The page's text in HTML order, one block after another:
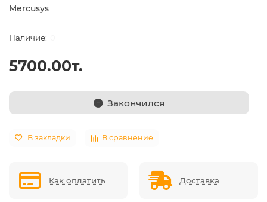
Mercusys
5700.00т.
Закончился
В закладки В сравнение
Как оплатить Доставка